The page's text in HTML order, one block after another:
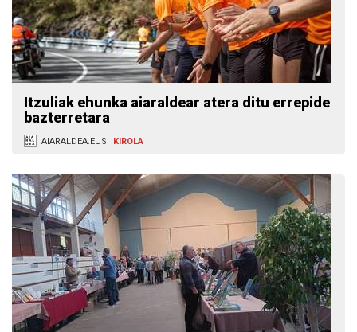
Itzuliak ehunka aiaraldear atera ditu errepide
bazterretara
AIARALDEA.EUS KIROLA